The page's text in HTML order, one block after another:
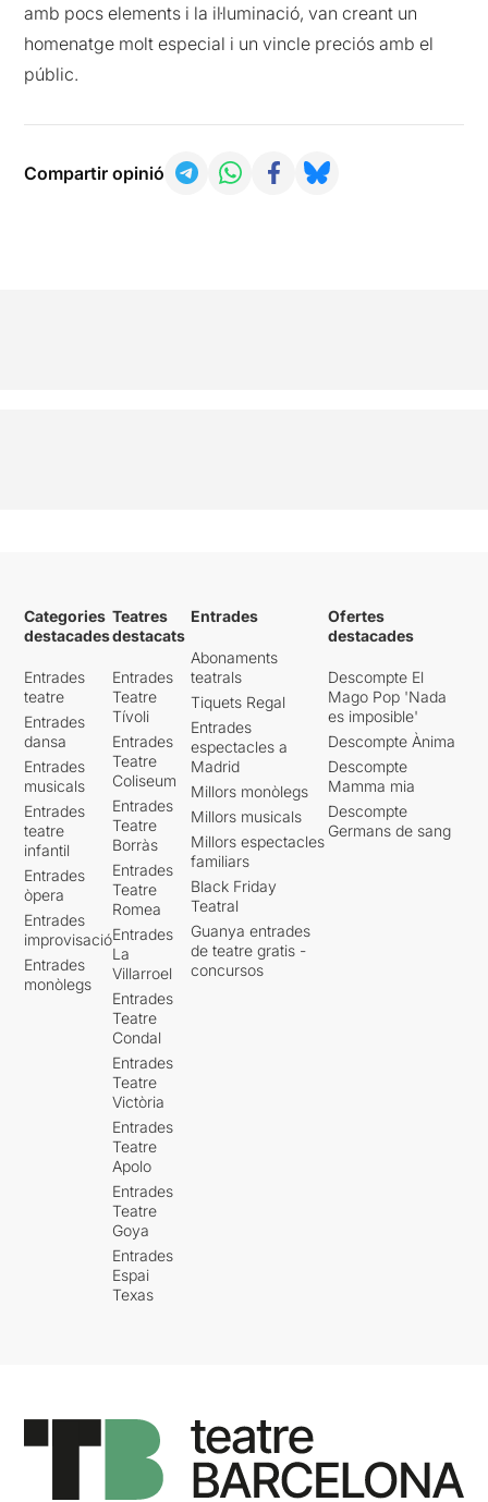
amb pocs elements i la il·luminació, van creant un
homenatge molt especial i un vincle preciós amb el
públic.
Compartir opinió
Categories
destacades
Entrades
teatre
Entrades
dansa
Entrades
musicals
Entrades
teatre
infantil
Entrades
òpera
Entrades
improvisació
Entrades
monòlegs
Teatres
destacats
Entrades
Teatre
Tívoli
Entrades
Teatre
Coliseum
Entrades
Teatre
Borràs
Entrades
Teatre
Romea
Entrades
La
Villarroel
Entrades
Teatre
Condal
Entrades
Teatre
Victòria
Entrades
Teatre
Apolo
Entrades
Teatre
Goya
Entrades
Espai
Texas
Entrades
Abonaments
teatrals
Tiquets Regal
Entrades
espectacles a
Madrid
Millors monòlegs
Millors musicals
Millors espectacles
familiars
Black Friday
Teatral
Guanya entrades
de teatre gratis -
concursos
Ofertes
destacades
Descompte El
Mago Pop 'Nada
es imposible'
Descompte Ànima
Descompte
Mamma mia
Descompte
Germans de sang